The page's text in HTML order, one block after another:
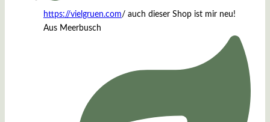
https://vielgruen.com/ auch dieser Shop ist mir neu!
Aus Meerbusch